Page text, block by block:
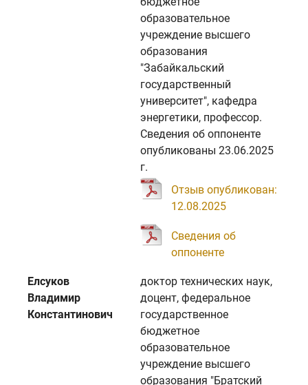
образовательное
учреждение высшего
образования
"Забайкальский
государственный
университет", кафедра
энергетики, профессор.
Сведения об оппоненте
опубликованы 23.06.2025
г.
Отзыв опубликован:
12.08.2025
Сведения об
оппоненте
Елсуков
Владимир
Константинович
доктор технических наук,
доцент, федеральное
государственное
бюджетное
образовательное
учреждение высшего
образования "Братский